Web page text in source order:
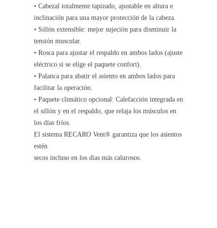
• Cabezal totalmente tapizado, ajustable en altura e
inclinación para una mayor protección de la cabeza.
• Sillón extensible: mejor sujeción para disminuir la
tensión muscular.
• Rosca para ajustar el respaldo en ambos lados (ajuste
eléctrico si se elige el paquete confort).
• Palanca para abatir el asiento en ambos lados para
facilitar la operación.
• Paquete climático opcional: Calefacción integrada en
el sillón y en el respaldo, que relaja los músculos en
los días fríos.
El sistema RECARO Vent® garantiza que los asientos
estén
secos incluso en los días más calurosos.